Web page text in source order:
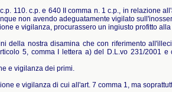
110. c.p. e 640 II comma n. 1 c.p., in relazione
non avendo adeguatamente vigilato
e vigilanza, procurassero un ingiusto profitto
nostra disamina che con riferimento
5, comma I lettera a) del D.L.vo 231/2001
e vigilanza dei primi.
e vigilanza di cui all'art. 7 comma 1, ma